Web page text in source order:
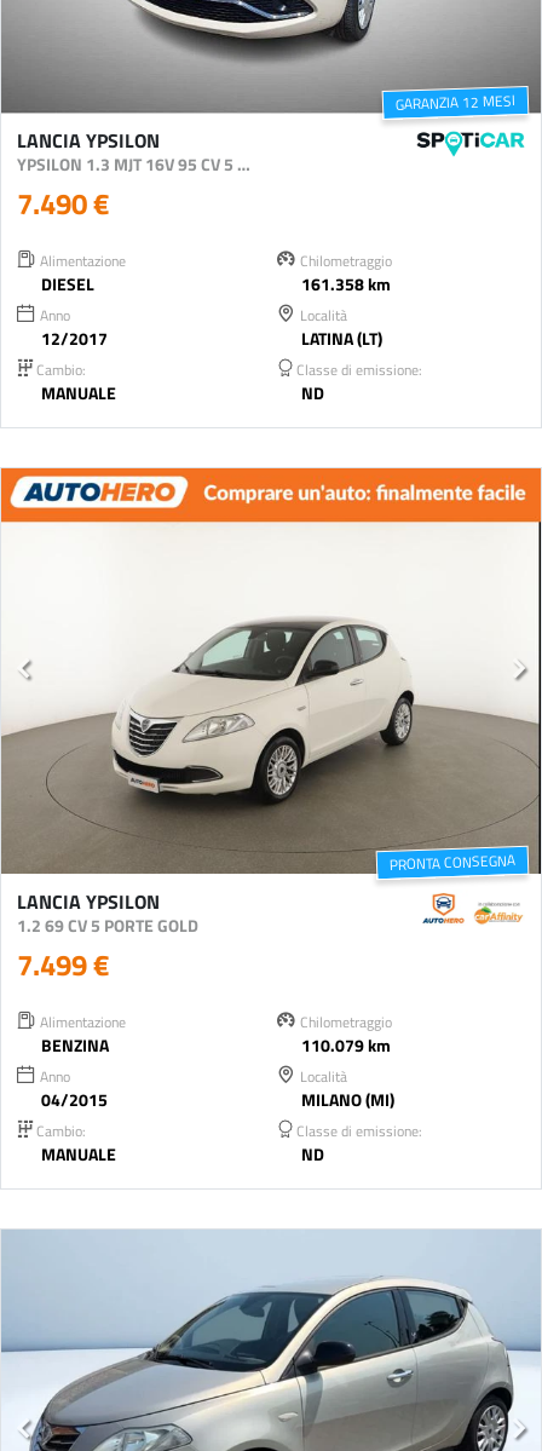
GARANZIA 12 MESI
LANCIA YPSILON
YPSILON 1.3 MJT 16V 95 CV 5 PORTE S&S SILVER
7.490 €
Alimentazione
DIESEL
Chilometraggio
161.358 km
Anno
12/2017
Località
LATINA (LT)
Cambio:
MANUALE
Classe di emissione:
ND
PRONTA CONSEGNA
LANCIA YPSILON
1.2 69 CV 5 PORTE GOLD
7.499 €
Alimentazione
BENZINA
Chilometraggio
110.079 km
Anno
04/2015
Località
MILANO (MI)
Cambio:
MANUALE
Classe di emissione:
ND